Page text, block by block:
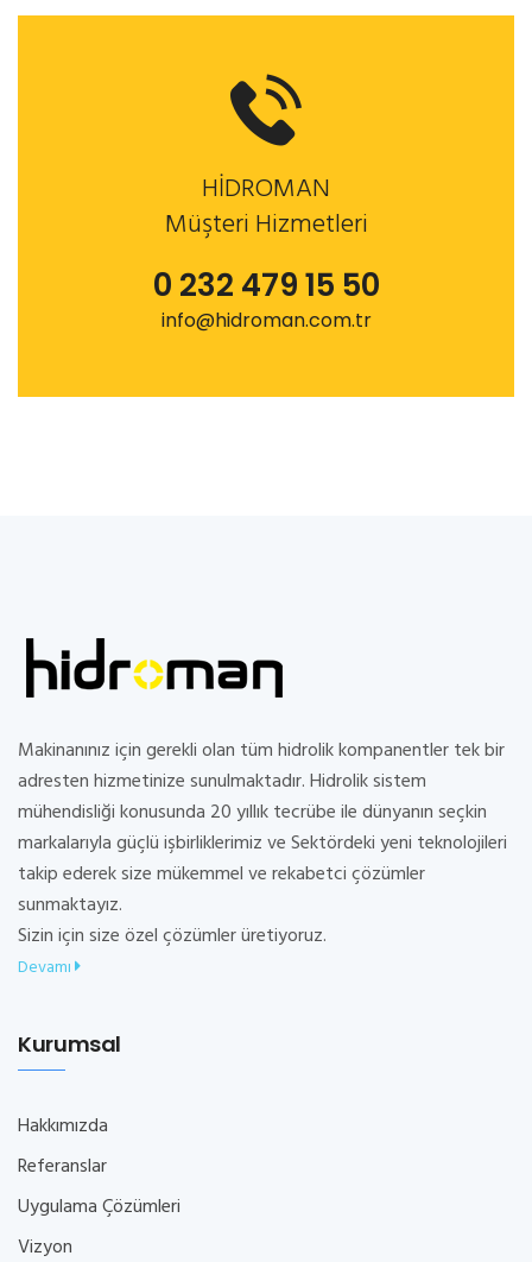
HİDROMAN
Müşteri Hizmetleri
0 232 479 15 50
info@hidroman.com.tr
Makinanınız için gerekli olan tüm hidrolik kompanentler tek bir
adresten hizmetinize sunulmaktadır. Hidrolik sistem
mühendisliği konusunda 20 yıllık tecrübe ile dünyanın seçkin
markalarıyla güçlü işbirliklerimiz ve Sektördeki yeni teknolojileri
takip ederek size mükemmel ve rekabetci çözümler
sunmaktayız.
Sizin için size özel çözümler üretiyoruz.
Devamı
Kurumsal
Hakkımızda
Referanslar
Uygulama Çözümleri
Vizyon